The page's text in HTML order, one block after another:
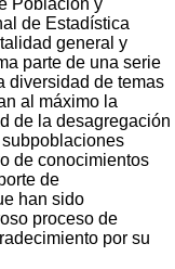
Población y
de Estadística
general y
parte de una serie
diversidad de temas
al máximo la
de la desagregación
de conocimientos
de
han sido
proceso de
por su